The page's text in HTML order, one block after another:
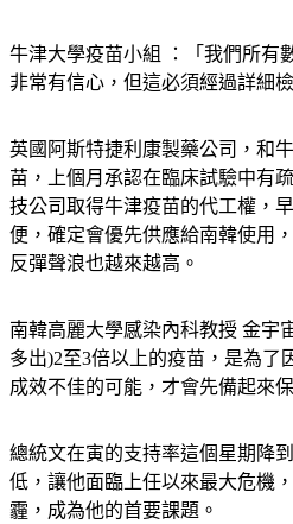
牛津大學疫苗小組 ：「我們所有
非常有信心，但這必須經過詳細檢
英國阿斯特捷利康製藥公司，和
苗，上個月承認在臨床試驗中有
技公司取得牛津疫苗的代工權，
便，確定會優先供應給南韓使用
反彈聲浪也越來越高。
南韓高麗大學感染內科教授 金宇
多出)2至3倍以上的疫苗，是為了
成效不佳的可能，才會先備起來保
總統文在寅的支持率這個星期降
低，讓他面臨上任以來最大危機
霾，成為他的首要課題。